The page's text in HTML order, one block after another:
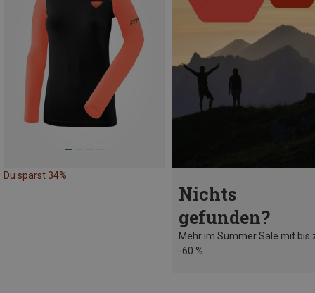
Du sparst 34%
Nichts
gefunden?
Mehr im Summer Sale mit bis
-60 %